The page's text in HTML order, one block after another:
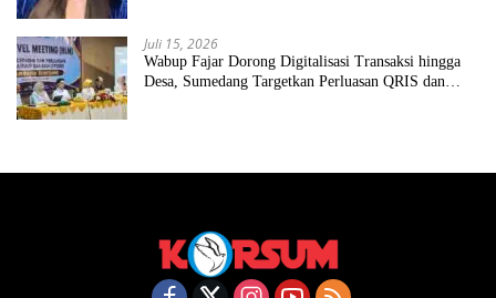
Juli 15, 2026
Wabup Fajar Dorong Digitalisasi Transaksi hingga
Desa, Sumedang Targetkan Perluasan QRIS dan